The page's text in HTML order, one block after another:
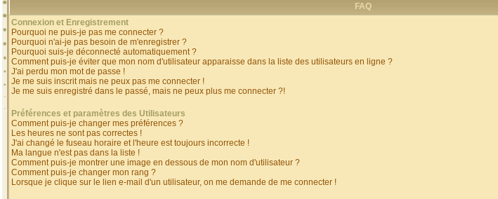
FAQ
Connexion et Enregistrement
Pourquoi ne puis-je pas me connecter ?
Pourquoi n'ai-je pas besoin de m'enregistrer ?
Pourquoi suis-je déconnecté automatiquement ?
Comment puis-je éviter que mon nom d'utilisateur apparaisse dans la liste des utilisateurs en ligne ?
J'ai perdu mon mot de passe !
Je me suis inscrit mais ne peux pas me connecter !
Je me suis enregistré dans le passé, mais ne peux plus me connecter ?!
Préférences et paramètres des Utilisateurs
Comment puis-je changer mes préférences ?
Les heures ne sont pas correctes !
J'ai changé le fuseau horaire et l'heure est toujours incorrecte !
Ma langue n'est pas dans la liste !
Comment puis-je montrer une image en dessous de mon nom d'utilisateur ?
Comment puis-je changer mon rang ?
Lorsque je clique sur le lien e-mail d'un utilisateur, on me demande de me connecter !